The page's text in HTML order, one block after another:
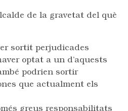
de la gravetat del què
sortit perjudicades
optat a un d’aquests
podrien sortir
que actualment els
greus responsabilitats